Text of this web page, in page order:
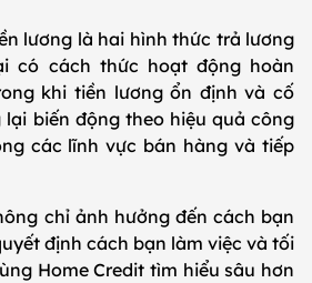
lương là hai hình thức trả lương
có cách thức hoạt động hoàn
khi tiền lương ổn định và cố
biến động theo hiệu quả công
các lĩnh vực bán hàng và tiếp
chỉ ảnh hưởng đến cách bạn
định cách bạn làm việc và tối
Home Credit tìm hiểu sâu hơn